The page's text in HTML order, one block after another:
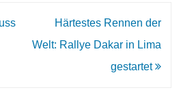
Härtestes Rennen der
Welt: Rallye Dakar in Lima
gestartet